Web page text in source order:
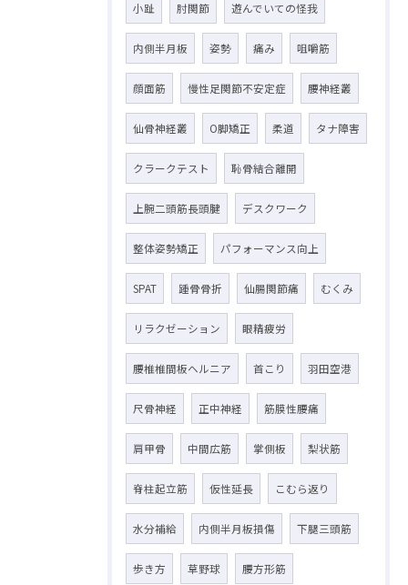
小趾 肘関節 遊んでいての怪我
内側半月板 姿勢 痛み 咀嚼筋
顔面筋 慢性足関節不安定症 腰神経叢
仙骨神経叢 O脚矯正 柔道 タナ障害
クラークテスト 恥骨結合離開
上腕二頭筋長頭腱 デスクワーク
整体姿勢矯正 パフォーマンス向上
SPAT 踵骨骨折 仙腸関節痛 むくみ
リラクゼーション 眼精疲労
腰椎椎間板ヘルニア 首こり 羽田空港
尺骨神経 正中神経 筋膜性腰痛
肩甲骨 中間広筋 掌側板 梨状筋
脊柱起立筋 仮性延長 こむら返り
水分補給 内側半月板損傷 下腿三頭筋
歩き方 草野球 腰方形筋